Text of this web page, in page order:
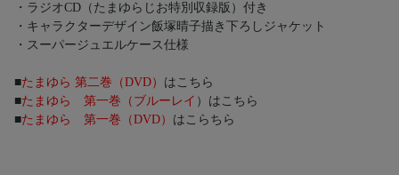
・ラジオCD（たまゆらじお特別収録版）付き
・キャラクターデザイン飯塚晴子描き下ろしジャケット
・スーパージュエルケース仕様
■たまゆら 第二巻（DVD） はこちら
■たまゆら 第一巻（ブルーレイ ）はこちら
■たまゆら 第一巻（DVD） はこらちら